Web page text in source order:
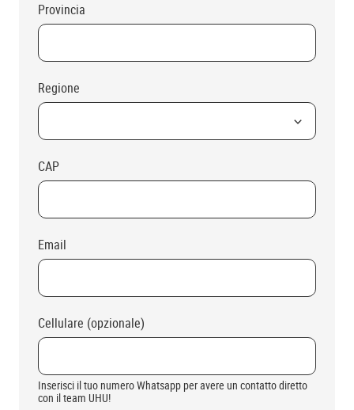
Provincia
Regione
CAP
Email
Cellulare (opzionale)
Inserisci il tuo numero Whatsapp per avere un contatto diretto
con il team UHU!